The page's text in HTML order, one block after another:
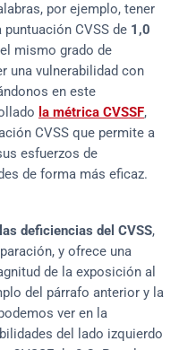
por ejemplo, tener
CVSS de 1,0
mismo grado de
una vulnerabilidad con
en este
la métrica CVSSF,
CVSS que permite a
esfuerzos de
de forma más eficaz.
deficiencias del CVSS,
y ofrece una
de la exposición al
del párrafo anterior y la
ver en la
del lado izquierdo